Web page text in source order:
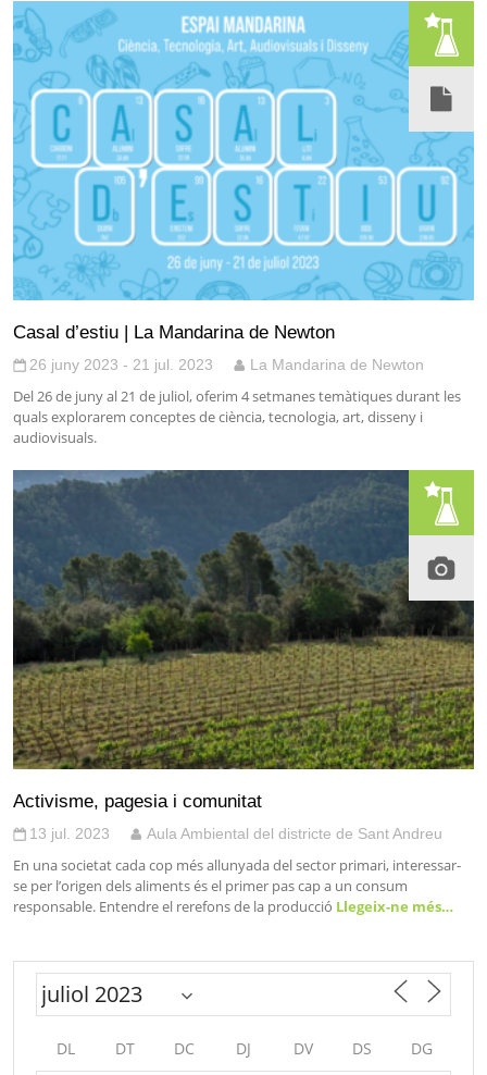
Casal d’estiu | La Mandarina de Newton
26 juny 2023 - 21 jul. 2023 La Mandarina de Newton
Del 26 de juny al 21 de juliol, oferim 4 setmanes temàtiques durant les
quals explorarem conceptes de ciència, tecnologia, art, disseny i
audiovisuals.
Activisme, pagesia i comunitat
13 jul. 2023 Aula Ambiental del districte de Sant Andreu
En una societat cada cop més allunyada del sector primari, interessar-
se per l’origen dels aliments és el primer pas cap a un consum
responsable. Entendre el rerefons de la producció Llegeix-ne més…
DL DT DC DJ DV DS DG